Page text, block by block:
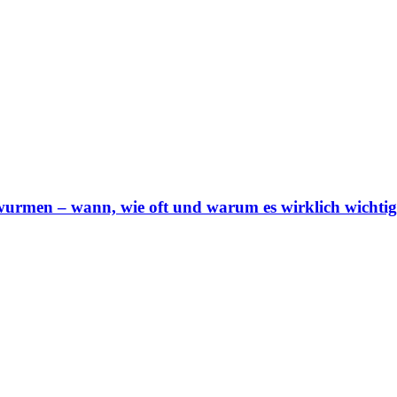
– wann, wie oft und warum es wirklich